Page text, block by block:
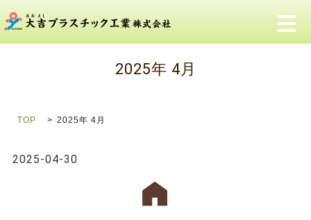
メ
2025年 4月
TOP 2025年 4月
2025-04-30